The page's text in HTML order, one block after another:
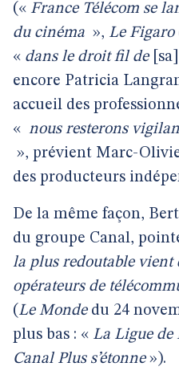
(« France Télécom se
du cinéma », Le Figaro
« dans le droit fil de [sa]
encore Patricia
accueil des
« nous resterons
», prévient Marc-
des producteurs
De la même façon,
du groupe Canal,
la plus redoutable vient
opérateurs de
(Le Mondedu 24
plus bas : « La Ligue de
Canal Plus s’étonne»).